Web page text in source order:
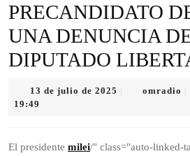
PRECANDIDATO
UNA DENUNCIA
DIPUTADO
13 de julio de 2025
2025
omradio
19:49
El presidente milei/" class="auto-linked-